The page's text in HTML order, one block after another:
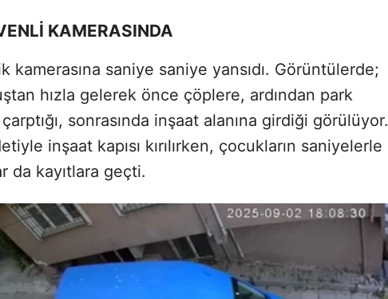
KAMERASINDA
kamerasına saniye saniye yansıdı. Görüntülerde;
hızla gelerek önce çöplere, ardından park
sonrasında inşaat alanına girdiği görülüyor.
inşaat kapısı kırılırken, çocukların saniyelerle
da kayıtlara geçti.